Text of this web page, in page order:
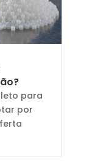
para
por